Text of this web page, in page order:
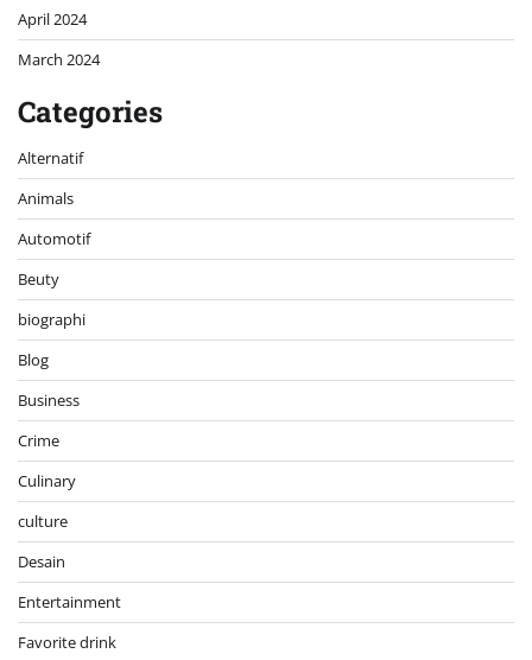
April 2024
March 2024
Categories
Alternatif
Animals
Automotif
Beuty
biographi
Blog
Business
Crime
Culinary
culture
Desain
Entertainment
Favorite drink